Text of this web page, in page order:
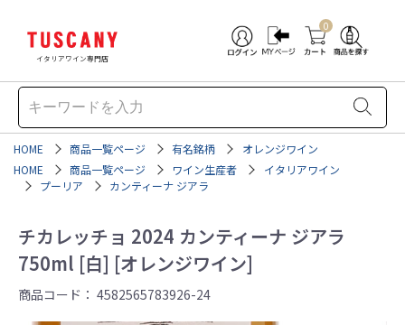
イタリアワイン専門店
0
HOME 商品一覧ページ 有名銘柄
オレンジワイン
HOME
商品一覧ページ ワイン生産者
イタリアワイン
プーリア
カンティーナ ジアラ
チカレッチョ 2024 カンティーナ ジアラ
750ml [白] [オレンジワイン]
商品コード： 4582565783926-24